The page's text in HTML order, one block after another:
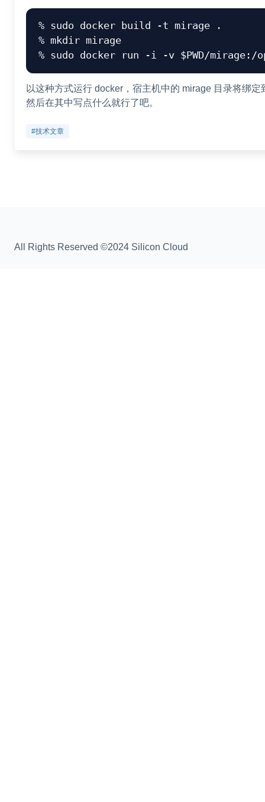
% sudo docker build -t mirage .
% mkdir mirage
以这种方式运行 docker，宿主机中的 mirage 目录将绑
然后在其中写点什么就行了吧。
#技术文章
All Rights Reserved ©2024 Silicon Cloud